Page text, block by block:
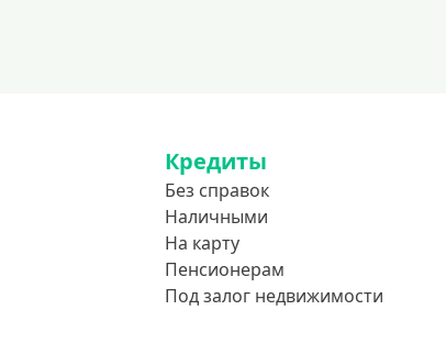
Кредиты
Без справок
Наличными
На карту
Пенсионерам
Под залог недвижимости